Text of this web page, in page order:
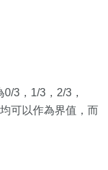
3，1/3，2/3，
可以作為界值，而